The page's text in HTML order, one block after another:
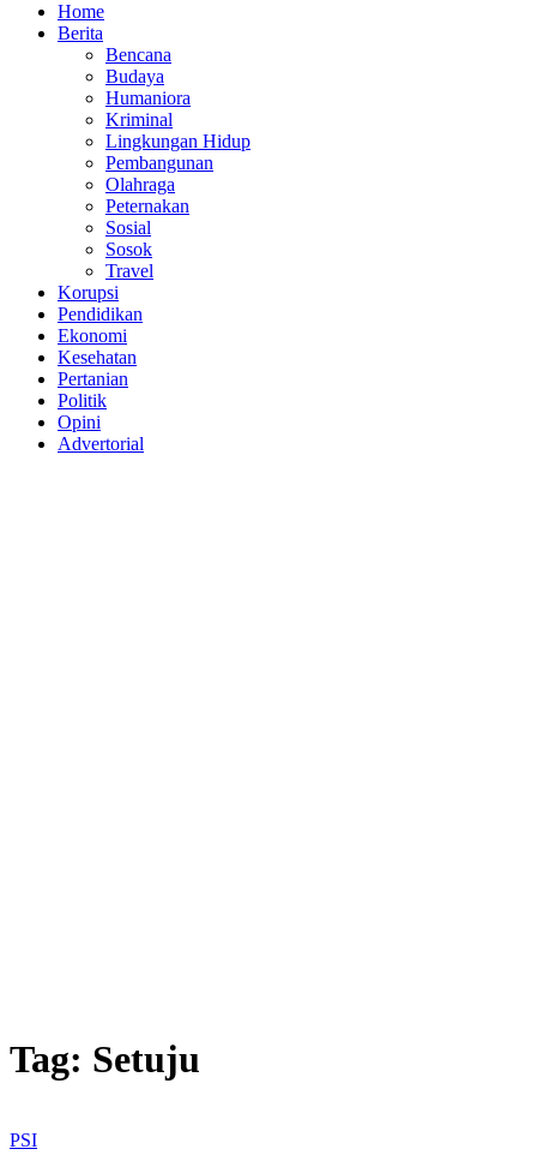
Home
Berita
Bencana
Budaya
Humaniora
Kriminal
Lingkungan Hidup
Pembangunan
Olahraga
Peternakan
Sosial
Sosok
Travel
Korupsi
Pendidikan
Ekonomi
Kesehatan
Pertanian
Politik
Opini
Advertorial
Tag: Setuju
PSI